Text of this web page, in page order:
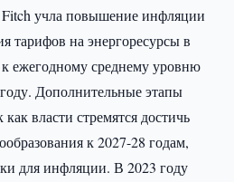
учла повышение инфляции
тарифов на энергоресурсы в
ежегодному среднему уровню
Дополнительные этапы
власти стремятся достичь
к 2027-28 годам,
для инфляции. В 2023 году